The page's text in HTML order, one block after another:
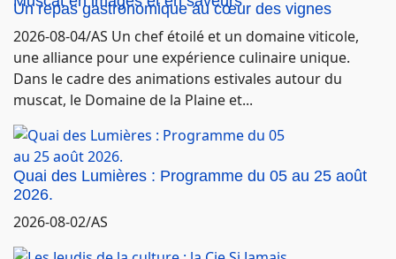
Un repas gastronomique au cœur des vignes
2026-08-04/AS Un chef étoilé et un domaine viticole,
une alliance pour une expérience culinaire unique.
Dans le cadre des animations estivales autour du
muscat, le Domaine de la Plaine et...
Quai des Lumières : Programme du 05 au 25 août
2026.
2026-08-02/AS